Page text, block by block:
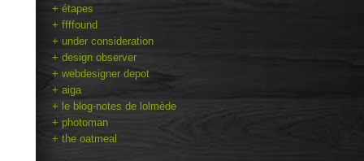
+ étapes
+ ffffound
+ under consideration
+ design observer
+ webdesigner depot
+ aiga
+ le blog-notes de lolmède
+ photoman
+ the oatmeal